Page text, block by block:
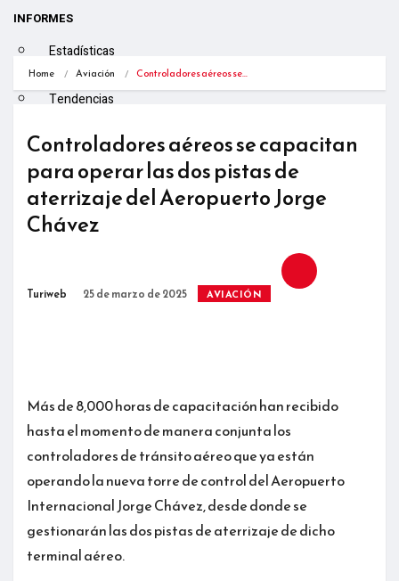
INFORMES
Estadísticas
Tendencias
Especiales
Entrevistas
Normas Legales
Artículos
ENTREVISTAS
EVENTOS
Home Aviación Controladores aéreos se…
Controladores aéreos se capacitan
para operar las dos pistas de
aterrizaje del Aeropuerto Jorge
Chávez
Turiweb 25 de marzo de 2025 AVIACIÓN
Más de 8,000 horas de capacitación han recibido
hasta el momento de manera conjunta los
controladores de tránsito aéreo que ya están
operando la nueva torre de control del Aeropuerto
Internacional Jorge Chávez, desde donde se
gestionarán las dos pistas de aterrizaje de dicho
terminal aéreo.